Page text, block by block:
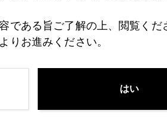
破綻企業に巨額の恩恵
である旨ご了解の上、閲覧くだ
りお進みください。
はい